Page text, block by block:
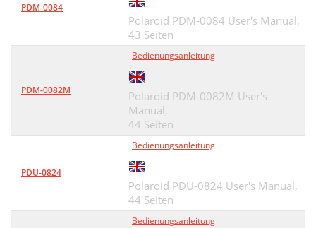
PDM-0084
Polaroid PDM-0084 User's Manual,
43 Seiten
PDM-0082M
Bedienungsanleitung
Polaroid PDM-0082M User's
Manual,
44 Seiten
PDU-0824
Bedienungsanleitung
Polaroid PDU-0824 User's Manual,
44 Seiten
Bedienungsanleitung